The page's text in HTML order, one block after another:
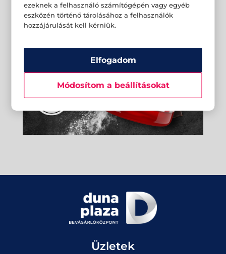
Üzletek
ezeknek a felhasználó számítógépén vagy egyéb
eszközén történő tárolásához a felhasználók
hozzájárulását kell kérniük.
Elfogadom
Módosítom a beállításokat